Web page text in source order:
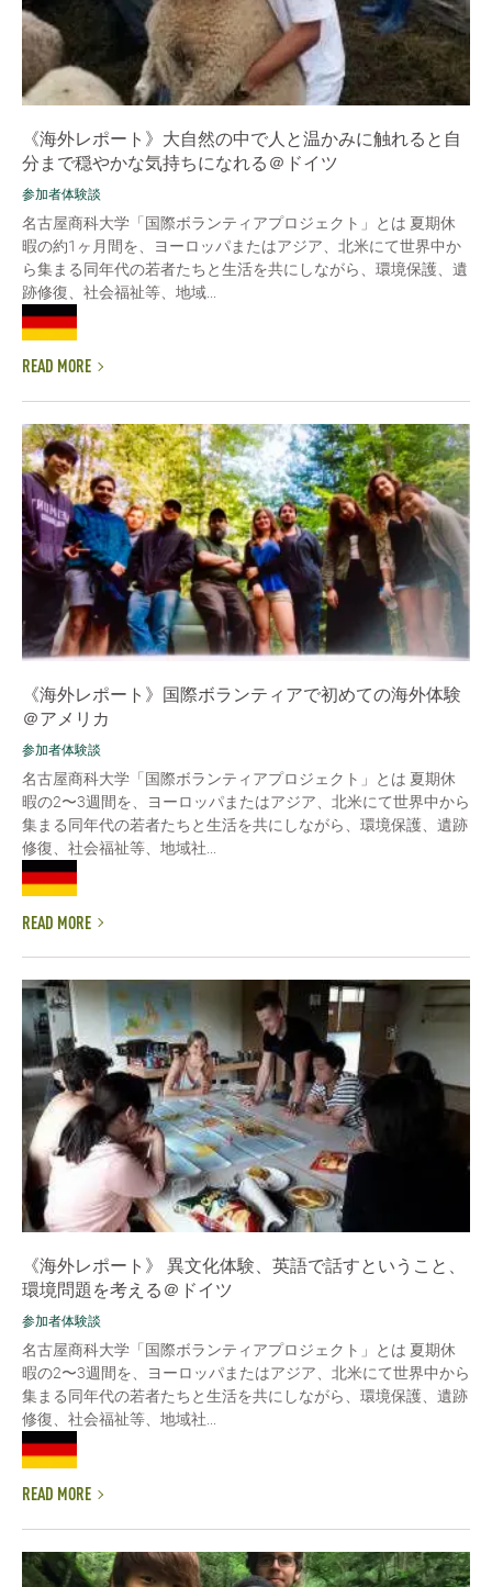
《海外レポート》大自然の中で人と温かみに触れると自
分まで穏やかな気持ちになれる＠ドイツ
参加者体験談
名古屋商科大学「国際ボランティアプロジェクト」とは 夏期休
暇の約1ヶ月間を、ヨーロッパまたはアジア、北米にて世界中か
ら集まる同年代の若者たちと生活を共にしながら、環境保護、遺
跡修復、社会福祉等、地域...
READ MORE
《海外レポート》国際ボランティアで初めての海外体験
＠アメリカ
参加者体験談
名古屋商科大学「国際ボランティアプロジェクト」とは 夏期休
暇の2〜3週間を、ヨーロッパまたはアジア、北米にて世界中から
集まる同年代の若者たちと生活を共にしながら、環境保護、遺跡
修復、社会福祉等、地域社...
READ MORE
《海外レポート》 異文化体験、英語で話すということ、
環境問題を考える＠ドイツ
参加者体験談
名古屋商科大学「国際ボランティアプロジェクト」とは 夏期休
暇の2〜3週間を、ヨーロッパまたはアジア、北米にて世界中から
集まる同年代の若者たちと生活を共にしながら、環境保護、遺跡
修復、社会福祉等、地域社...
READ MORE